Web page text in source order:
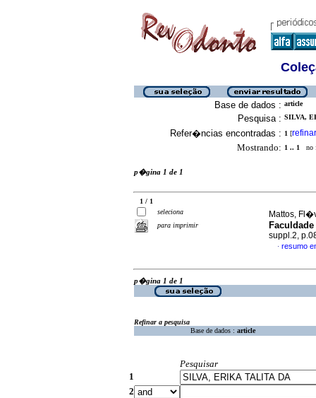
Base de dados : article
Pesquisa : SILVA,
Refer�ncias encontradas : 1 [refinar
Mostrando: 1 .. 1 no
p�gina 1 de 1
1 / 1
seleciona
para imprimir
Mattos,
suppl.2,
· resumo
p�gina 1 de 1
Refinar a pesquisa
Base de dados : article
Pesquisar
1
2